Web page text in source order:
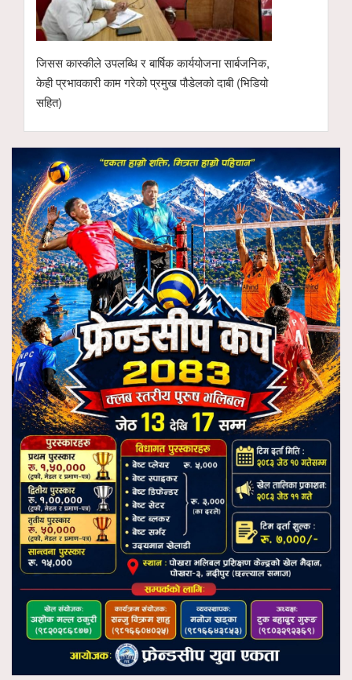
जिसस कास्कीले उपलब्धि र बार्षिक कार्ययोजना सार्बजनिक,
केही प्रभावकारी काम गरेको प्रमुख पौडेलको दाबी (भिडियो
सहित)